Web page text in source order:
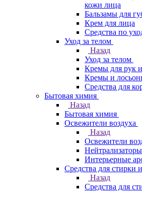
кожи лица
Бальзамы для
Крем для лица
Средства по
Уход за телом
Назад
Уход за телом
Кремы для рук
Кремы и
Средства для
Бытовая химия
Назад
Бытовая химия
Освежители воздуха
Назад
Освежители
Нейтрализаторы
Интерьерные
Средства для стирки
Назад
Средства для